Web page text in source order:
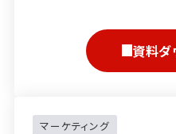
資料ダ
マーケティング